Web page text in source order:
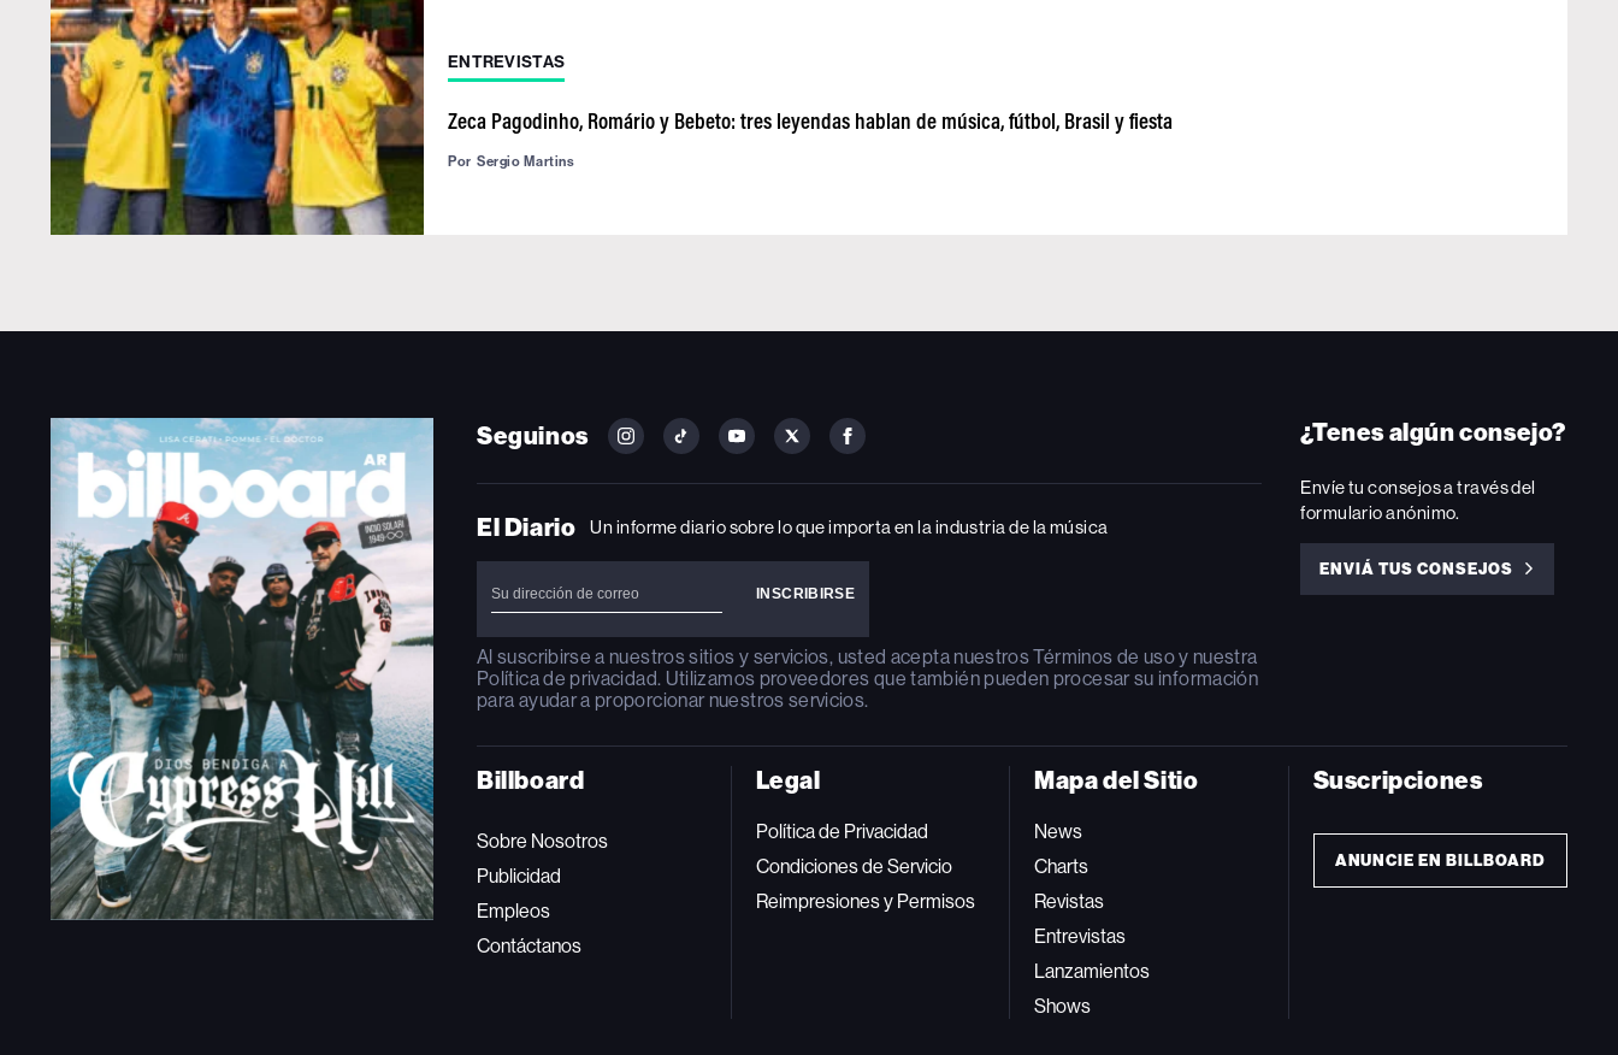
ENTREVISTAS
Zeca Pagodinho, Romário y Bebeto: tres leyendas hablan de música, fútbol, Brasil y fiesta
Por Sergio Martins
Seguinos
FOLLOW
ON
FOLLOW
ON
FOLLOW
ON
FOLLOW
ON
FOLLOW
ON
El Diario Un informe diario sobre lo que importa en la industria de la música
Al suscribirse a nuestros sitios y servicios, usted acepta nuestrosTérminos de usoy nuestra
Política de privacidad. Utilizamos proveedores que también pueden procesar su información
para ayudar a proporcionar nuestros servicios.
¿Tenes algún consejo?
Envíe tu consejos a través del
formulario anónimo.
ENVIÁ TUS CONSEJOS
ENVIÁ
Billboard
Sobre Nosotros
Publicidad
Empleos
Contáctanos
Legal
Política de Privacidad
Condiciones de Servicio
Reimpresiones y Permisos
Mapa del Sitio
News
Charts
Revistas
Entrevistas
Lanzamientos
Shows
Suscripciones
ANUNCIE EN BILLBOARD